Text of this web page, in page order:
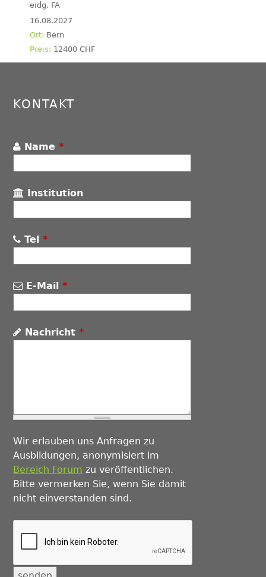
eidg. FA
16.08.2027
Bern
12400 CHF
Back
to
KONTAKT
Name*
Institution
Tel*
E-Mail*
Nachricht*
Wir erlauben uns Anfragen zu
Ausbildungen, anonymisiert im
Bereich Forum zu veröffentlichen.
Bitte vermerken Sie, wenn Sie damit
nicht einverstanden sind.